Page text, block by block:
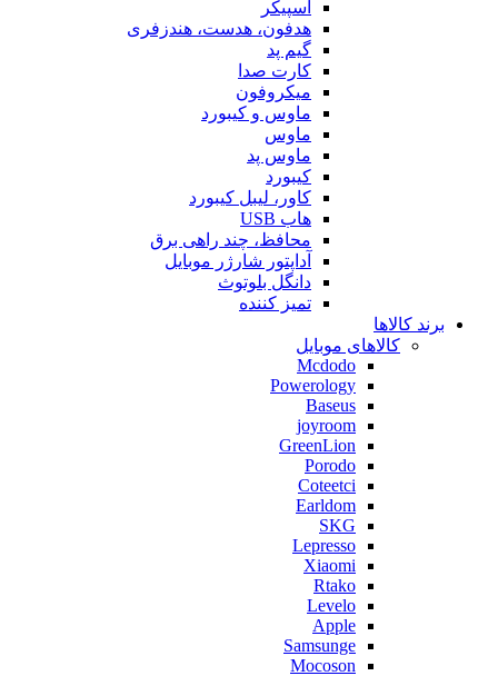
اسپیکر
هدفون، هدست، هندزفری
گیم پد
کارت صدا
میکروفون
ماوس و کیبورد
ماوس
ماوس پد
کیبورد
کاور، لیبل کیبورد
هاب USB
محافظ، چند راهی برق
آداپتور شارژر موبایل
دانگل بلوتوث
تمیز کننده
برند کالاها
کالاهای موبایل
Mcdodo
Powerology
Baseus
joyroom
GreenLion
Porodo
Coteetci
Earldom
SKG
Lepresso
Xiaomi
Rtako
Levelo
Apple
Samsunge
Mocoson